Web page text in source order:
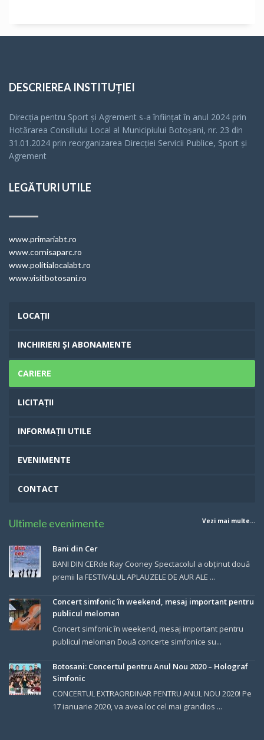
DESCRIEREA INSTITUȚIEI
Direcția pentru Sport și Agrement s-a înfiinţat în anul 2024 prin
Hotărarea Consiliului Local al Municipiului Botoșani, nr. 23 din
31.01.2024 prin reorganizarea Direcției Servicii Publice, Sport și
Agrement
LEGĂTURI UTILE
www.primariabt.ro
www.cornisaparc.ro
www.politialocalabt.ro
www.visitbotosani.ro
LOCAȚII
INCHIRIERI ȘI ABONAMENTE
CARIERE
LICITAȚII
INFORMAȚII UTILE
EVENIMENTE
CONTACT
Ultimele evenimente Vezi mai multe...
Bani din Cer
BANI DIN CERde Ray Cooney Spectacolul a obținut două
premii la FESTIVALUL APLAUZELE DE AUR ALE ...
Concert simfonic în weekend, mesaj important pentru
publicul meloman
Concert simfonic în weekend, mesaj important pentru
publicul meloman Două concerte simfonice su...
Botosani: Concertul pentru Anul Nou 2020 – Holograf
Simfonic
CONCERTUL EXTRAORDINAR PENTRU ANUL NOU 2020! Pe
17 ianuarie 2020, va avea loc cel mai grandios ...